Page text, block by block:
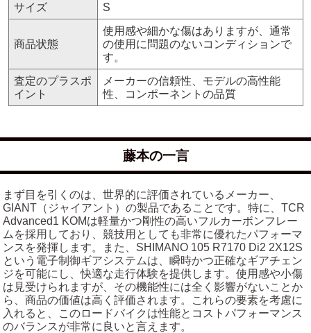
サイズ
S
商品状態
使用感や細かな傷はありますが、通常
の使用に問題のないコンディションで
す。
査定のプラスポ
イント
メーカーの信頼性、モデルの高性能
性、コンポーネントの品質
藤本の一言
まず目を引くのは、世界的に評価されているメーカー、
GIANT（ジャイアント）の製品であることです。特に、TCR
Advanced1 KOMは軽量かつ剛性の高いフルカーボンフレー
ムを採用しており、競技用としても非常に優れたパフォーマ
ンスを発揮します。また、SHIMANO 105 R7170 Di2 2X12S
という電子制御ギアシステムは、瞬時かつ正確なギアチェン
ジを可能にし、快適な走行体験を提供します。使用感や小傷
は見受けられますが、その機能性には全く影響がないことか
ら、商品の価値は高く評価されます。これらの要素を考慮に
入れると、このロードバイクは性能とコストパフォーマンス
のバランスが非常に良いと言えます。